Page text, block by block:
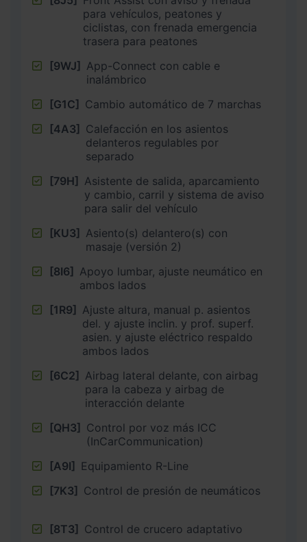
para vehículos, peatones y
ciclistas, con frenada emergencia
trasera para peatones
[9WJ] App-Connect con cable e
inalámbrico
[G1C] Cambio automático de 7 marchas
[4A3] Calefacción en los asientos
delanteros regulables por
separado
[79H] Asistente de salida, aparcamiento
y cambio, carril y sistema de aviso
para salir del vehículo
[KU3] Asiento(s) delantero(s) con
masaje (versión 2)
[8I6] Apoyo lumbar, ajuste neumático en
ambos lados
[1R9] Ajuste altura, manual p. asientos
del. y ajuste inclin. y prof. superf.
asien. y ajuste eléctrico respaldo
ambos lados
[6C2] Airbag lateral delante, con airbag
para la cabeza y airbag de
interacción delante
[QH3] Control por voz más ICC
(InCarCommunication)
[A9I] Equipamiento R-Line
[7K3] Control de presión de neumáticos
[8T3] Control de crucero adaptativo